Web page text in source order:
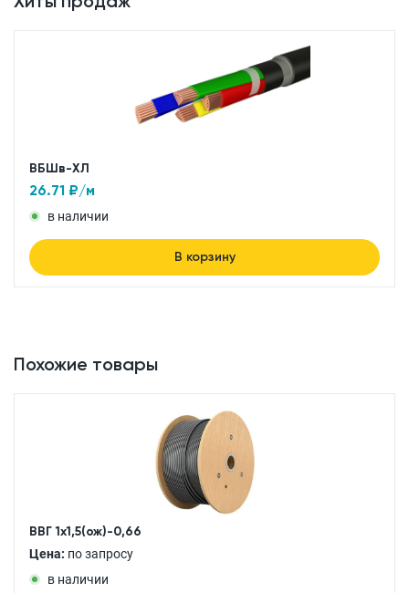
ВБШв-ХЛ
26.71 ₽/м
в наличии
В корзину
Похожие товары
ВВГ 1x1,5(ож)-0,66
Цена: по запросу
в наличии